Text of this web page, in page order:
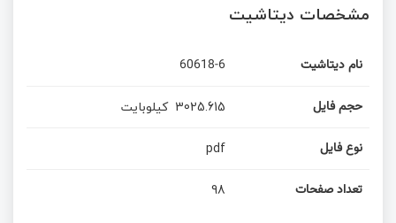
مشخصات دیتاشیت
نام دیتاشیت 60618-6
حجم فایل 3025.615 کیلوبایت
نوع فایل pdf
تعداد صفحات 98